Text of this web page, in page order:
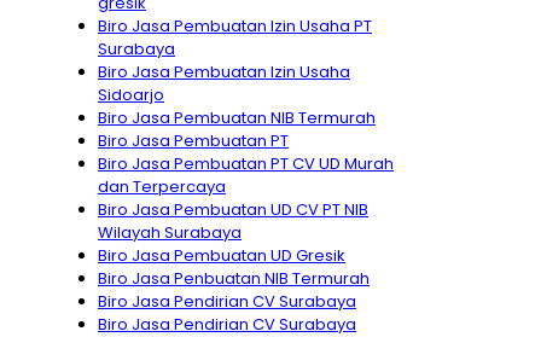
Biro Jasa Pembuatan Izin Usaha PT
Surabaya
Biro Jasa Pembuatan Izin Usaha
Sidoarjo
Biro Jasa Pembuatan NIB Termurah
Biro Jasa Pembuatan PT
Biro Jasa Pembuatan PT CV UD Murah
dan Terpercaya
Biro Jasa Pembuatan UD CV PT NIB
Wilayah Surabaya
Biro Jasa Pembuatan UD Gresik
Biro Jasa Penbuatan NIB Termurah
Biro Jasa Pendirian CV Surabaya
Biro Jasa Pendirian CV Surabaya